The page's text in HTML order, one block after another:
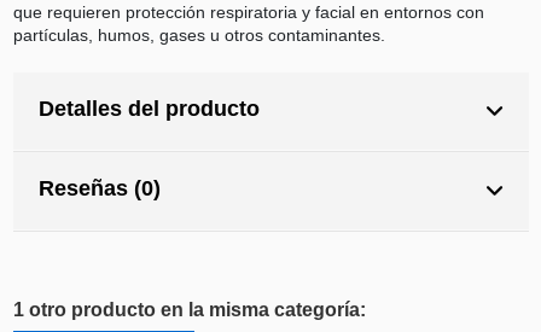
que requieren protección respiratoria y facial en entornos con
partículas, humos, gases u otros contaminantes.
Detalles del producto
Reseñas (0)
1 otro producto en la misma categoría: